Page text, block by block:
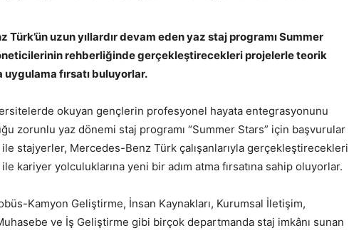
uzun yıllardır devam eden yaz staj programı Summer
rehberliğinde gerçekleştirecekleri projelerle teorik
fırsatı buluyorlar.
okuyan gençlerin profesyonel hayata entegrasyonunu
zorunlu yaz dönemi staj programı “Summer Stars” için başvurular
stajyerler, Mercedes-Benz Türk çalışanlarıyla gerçekleştirecekleri
kariyer yolculuklarına yeni bir adım atma fırsatına sahip oluyorlar.
Kamyon Geliştirme, İnsan Kaynakları, Kurumsal İletişim,
ve İş Geliştirme gibi birçok departmanda staj imkânı sunan